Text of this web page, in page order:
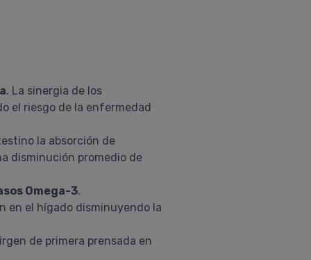
. La sinergia de los
el riesgo de la enfermedad
la absorción de
disminución promedio de
Omega-3.
en el hígado disminuyendo la
de primera prensada en